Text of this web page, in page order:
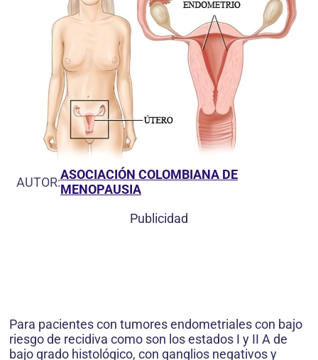
AUTOR:ASOCIACIÓN COLOMBIANA DE
MENOPAUSIA
Publicidad
Para pacientes con tumores endometriales con bajo
riesgo de recidiva como son los estados I y II A de
bajo grado histológico, con ganglios negativos y